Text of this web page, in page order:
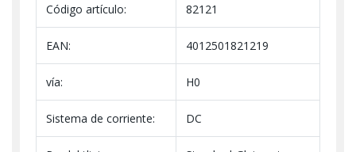
Código artículo: 82121
EAN: 4012501821219
vía: H0
Sistema de corriente: DC